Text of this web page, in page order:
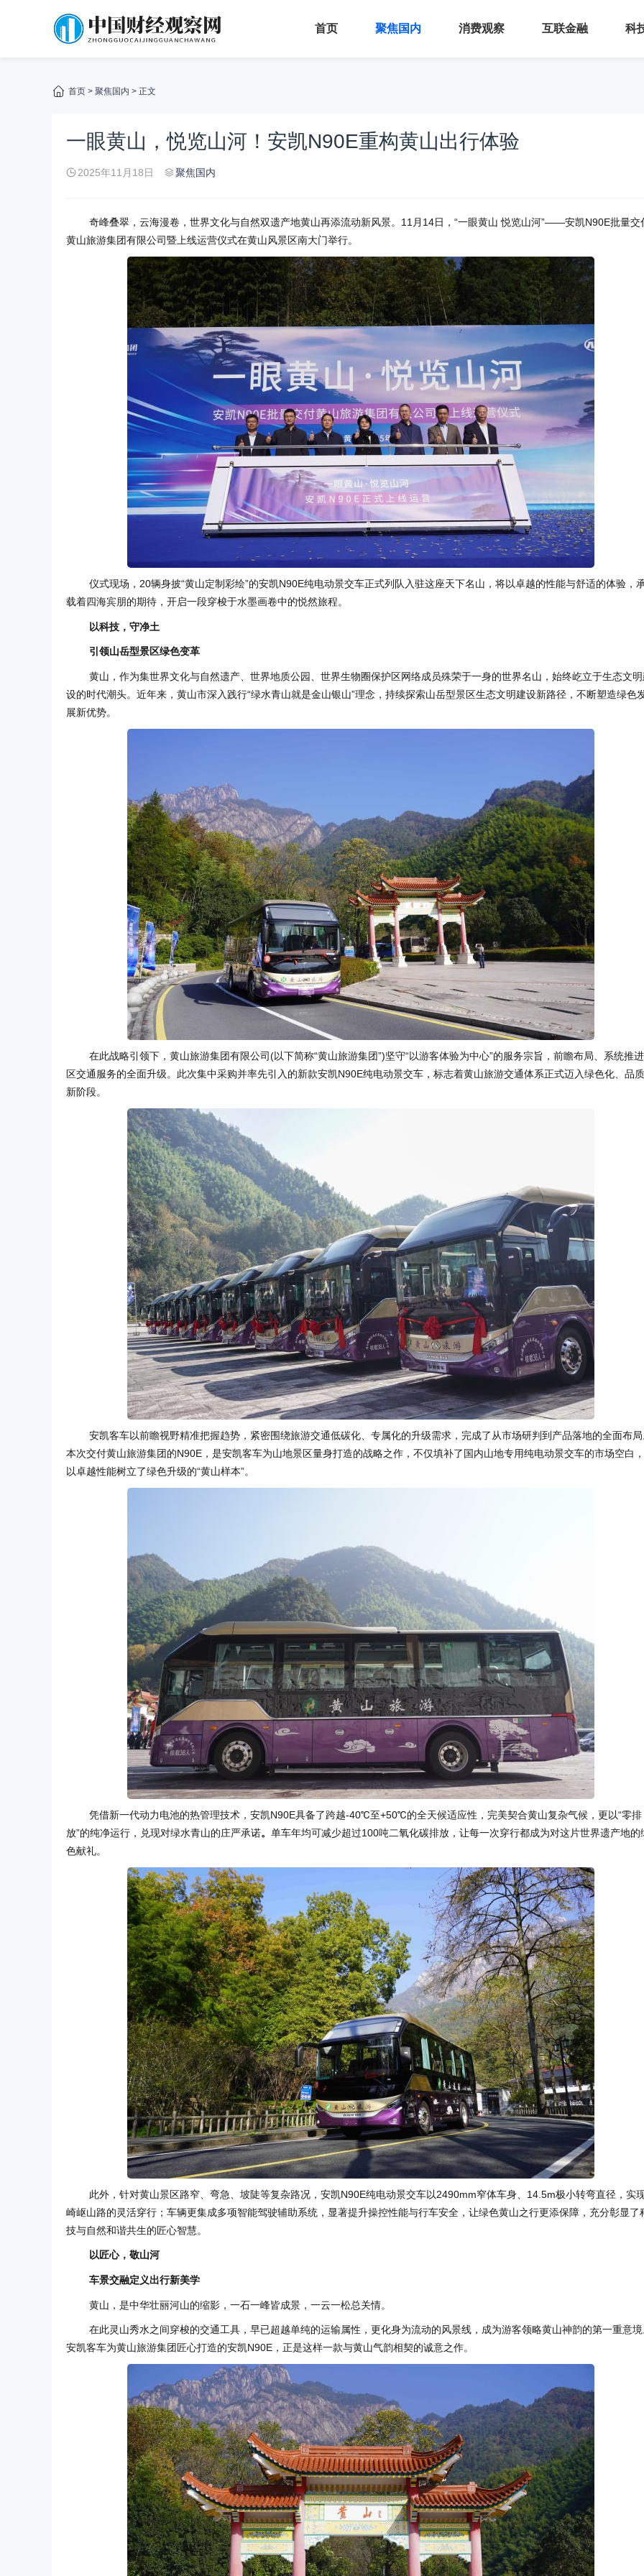
首页 聚焦国内 消费观察 互联金融 科
首页 > 聚焦国内 > 正文
一眼黄山，悦览山河！安凯N90E重构黄山出行体验
2025年11月18日 聚焦国内
奇峰叠翠，云海漫卷，世界文化与自然双遗产地黄山再添流动新风景。11月14日，“一眼黄山 悦览山河”——安凯N90E批量交
黄山旅游集团有限公司暨上线运营仪式在黄山风景区南大门举行。
仪式现场，20辆身披“黄山定制彩绘”的安凯N90E纯电动景交车正式列队入驻这座天下名山，将以卓越的性能与舒适的体验，
载着四海宾朋的期待，开启一段穿梭于水墨画卷中的悦然旅程。
以科技，守净土
引领山岳型景区绿色变革
黄山，作为集世界文化与自然遗产、世界地质公园、世界生物圈保护区网络成员殊荣于一身的世界名山，始终屹立于生态文
设的时代潮头。近年来，黄山市深入践行“绿水青山就是金山银山”理念，持续探索山岳型景区生态文明建设新路径，不断塑造绿色
展新优势。
在此战略引领下，黄山旅游集团有限公司(以下简称“黄山旅游集团”)坚守“以游客体验为中心”的服务宗旨，前瞻布局、系统推
区交通服务的全面升级。此次集中采购并率先引入的新款安凯N90E纯电动景交车，标志着黄山旅游交通体系正式迈入绿色化、品
新阶段。
安凯客车以前瞻视野精准把握趋势，紧密围绕旅游交通低碳化、专属化的升级需求，完成了从市场研判到产品落地的全面布
本次交付黄山旅游集团的N90E，是安凯客车为山地景区量身打造的战略之作，不仅填补了国内山地专用纯电动景交车的市场空白
以卓越性能树立了绿色升级的“黄山样本”。
凭借新一代动力电池的热管理技术，安凯N90E具备了跨越-40℃至+50℃的全天候适应性，完美契合黄山复杂气候，更以“零排
放”的纯净运行，兑现对绿水青山的庄严承诺。 单车年均可减少超过100吨二氧化碳排放，让每一次穿行都成为对这片世界遗产地的
色献礼。
此外，针对黄山景区路窄、弯急、坡陡等复杂路况，安凯N90E纯电动景交车以2490mm窄体车身、14.5m极小转弯直径，实
崎岖山路的灵活穿行；车辆更集成多项智能驾驶辅助系统，显著提升操控性能与行车安全，让绿色黄山之行更添保障，充分彰显了
技与自然和谐共生的匠心智慧。
以匠心，敬山河
车景交融定义出行新美学
黄山，是中华壮丽河山的缩影，一石一峰皆成景，一云一松总关情。
在此灵山秀水之间穿梭的交通工具，早已超越单纯的运输属性，更化身为流动的风景线，成为游客领略黄山神韵的第一重意
安凯客车为黄山旅游集团匠心打造的安凯N90E，正是这样一款与黄山气韵相契的诚意之作。